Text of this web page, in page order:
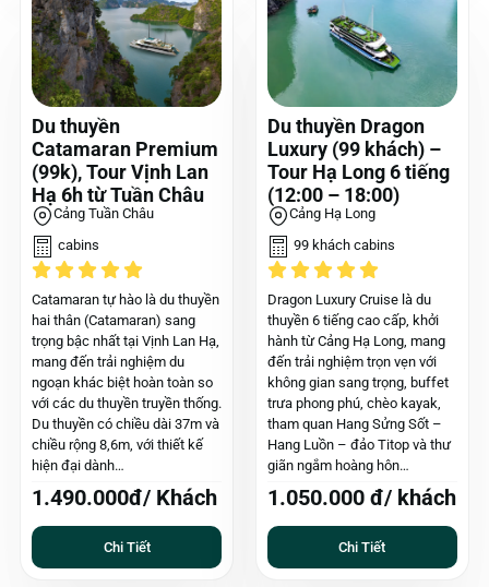
Du thuyền
Catamaran Premium
(99k), Tour Vịnh Lan
Hạ 6h từ Tuần Châu
Cảng Tuần Châu
cabins
Catamaran tự hào là du thuyền
hai thân (Catamaran) sang
trọng bậc nhất tại Vịnh Lan Hạ,
mang đến trải nghiệm du
ngoạn khác biệt hoàn toàn so
với các du thuyền truyền thống.
Du thuyền có chiều dài 37m và
chiều rộng 8,6m, với thiết kế
hiện đại dành…
1.490.000đ/ Khách
Chi Tiết
Du thuyền Dragon
Luxury (99 khách) –
Tour Hạ Long 6 tiếng
(12:00 – 18:00)
Cảng Hạ Long
99 khách cabins
Dragon Luxury Cruise là du
thuyền 6 tiếng cao cấp, khởi
hành từ Cảng Hạ Long, mang
đến trải nghiệm trọn vẹn với
không gian sang trọng, buffet
trưa phong phú, chèo kayak,
tham quan Hang Sửng Sốt –
Hang Luồn – đảo Titop và thư
giãn ngắm hoàng hôn…
1.050.000 đ/ khách
Chi Tiết